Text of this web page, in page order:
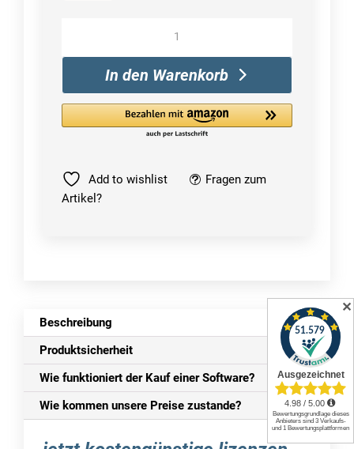
|
PC/Mac/Mobilgeräte
In den Warenkorb
Add to wishlist
Fragen zum
Artikel?
Beschreibung
Produktsicherheit
Wie funktioniert der Kauf einer Software?
Wie kommen unsere Preise zustande?
✕